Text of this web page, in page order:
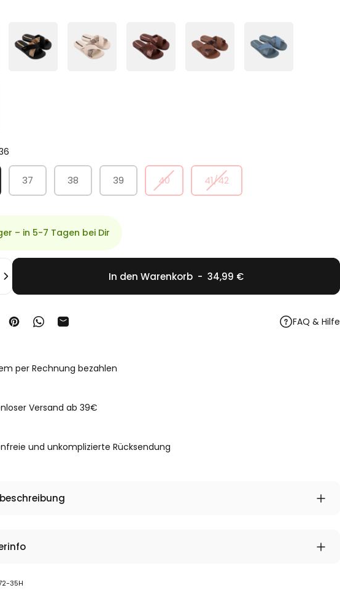
Größe
37 38 39 40 41/42
– in 5-7 Tagen bei Dir
In den Warenkorb- 34,99 €
Facebook teilen
Auf Pinterest pinnen
Auf WhatsApp teilen
Per E-Mail teilen FAQ & Hilfe
per Rechnung bezahlen
Versand ab 39€
und unkomplizierte Rücksendung
35H